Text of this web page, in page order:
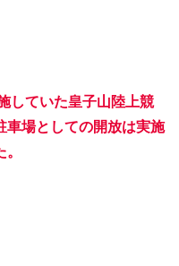
していた皇子山陸上競
車場としての開放は実施